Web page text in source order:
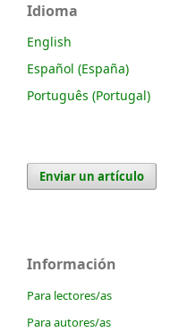
Idioma
English
Español (España)
Português (Portugal)
Enviar un artículo
Información
Para lectores/as
Para autores/as